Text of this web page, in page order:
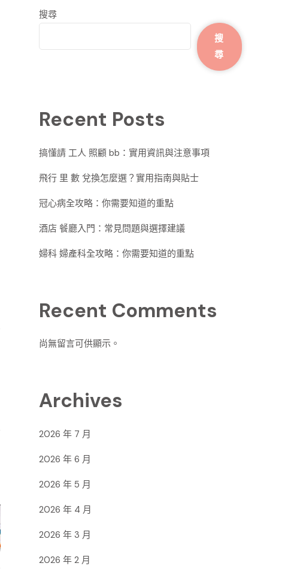
搜尋
搜
尋
Recent Posts
搞懂請 工人 照顧 bb：實用資訊與注意事項
飛行 里 數 兌換怎麼選？實用指南與貼士
冠心病全攻略：你需要知道的重點
酒店 餐廳入門：常見問題與選擇建議
婦科 婦產科全攻略：你需要知道的重點
Recent Comments
尚無留言可供顯示。
Archives
2026 年 7 月
2026 年 6 月
2026 年 5 月
2026 年 4 月
2026 年 3 月
2026 年 2 月